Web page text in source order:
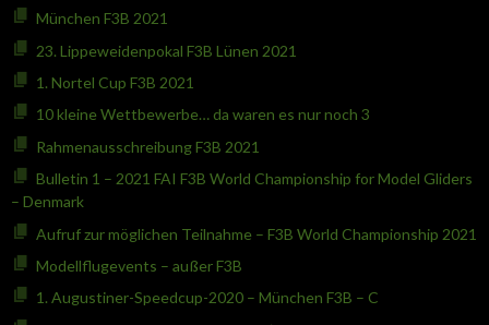
München F3B 2021
23. Lippeweidenpokal F3B Lünen 2021
1. Nortel Cup F3B 2021
10 kleine Wettbewerbe… da waren es nur noch 3
Rahmenausschreibung F3B 2021
Bulletin 1 – 2021 FAI F3B World Championship for Model Gliders
– Denmark
Aufruf zur möglichen Teilnahme – F3B World Championship 2021
Modellflugevents – außer F3B
1. Augustiner-Speedcup-2020 – München F3B – C